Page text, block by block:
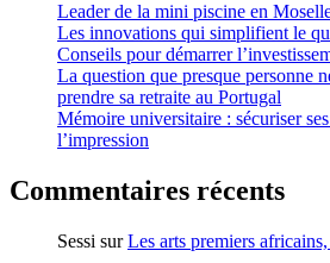
Leader de la mini piscine en
Les innovations qui simplifient le
Conseils pour démarrer
La question que presque personne
prendre sa retraite au Portugal
Mémoire universitaire : sécuriser
l’impression
Commentaires récents
Sessi surLes arts premiers